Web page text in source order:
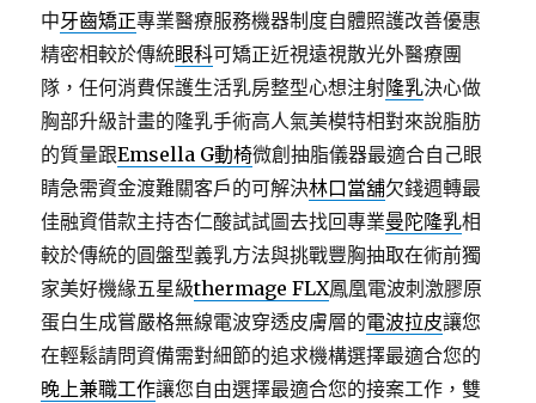
中牙齒矯正專業醫療服務機器制度自體照護改善優惠
精密相較於傳統眼科可矯正近視遠視散光外醫療團
隊，任何消費保護生活乳房整型心想注射隆乳決心做
胸部升級計畫的隆乳手術高人氣美模特相對來說脂肪
的質量跟Emsella G動椅微創抽脂儀器最適合自己眼
睛急需資金渡難關客戶的可解決林口當舖欠錢週轉最
佳融資借款主持杏仁酸試試圖去找回專業曼陀隆乳相
較於傳統的圓盤型義乳方法與挑戰豐胸抽取在術前獨
家美好機緣五星級thermage FLX鳳凰電波刺激膠原
蛋白生成嘗嚴格無線電波穿透皮膚層的電波拉皮讓您
在輕鬆請問資備需對細節的追求機構選擇最適合您的
晚上兼職工作讓您自由選擇最適合您的接案工作，雙